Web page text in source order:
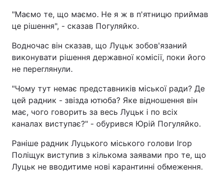
"Маємо те, що маємо. Не я ж в п'ятницю приймав
це рішення", - сказав Погуляйко.
Водночас він сказав, що Луцьк зобов'язаний
виконувати рішення державної комісії, поки його
не переглянули.
"Чому тут немає представників міської ради? Де
цей радник - звізда ютюба? Яке відношення він
має, чого говорить за весь Луцьк і по всіх
каналах виступає?" - обурився Юрій Погуляйко.
Раніше радник Луцького міського голови Ігор
Поліщук виступив з кількома заявами про те, що
Луцьк не вводитиме нові карантинні обмеження.